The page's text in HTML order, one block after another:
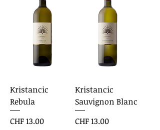
Kristancic
Rebula
Preis
CHF 13.00
Kristancic
Sauvignon Blanc
Preis
CHF 13.00